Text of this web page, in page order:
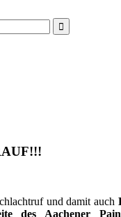
und damit auch
des Aachener